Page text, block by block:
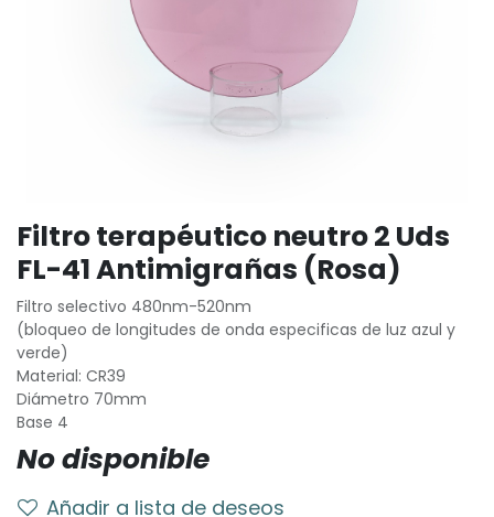
Filtro terapéutico neutro 2 Uds
FL-41 Antimigrañas (Rosa)
Filtro selectivo 480nm-520nm
(bloqueo de longitudes de onda especificas de luz azul y
verde)
Material: CR39
Diámetro 70mm
Base 4
No disponible
Añadir a lista de deseos